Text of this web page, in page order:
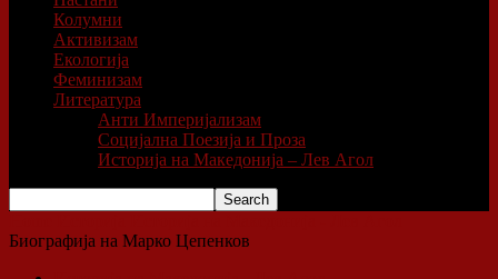
Колумни
Активизам
Екологија
Феминизам
Литература
Анти Империјализам
Социјална Поезија и Проза
Историја на Македонија – Лев Агол
Биографија на Марко Цепенков